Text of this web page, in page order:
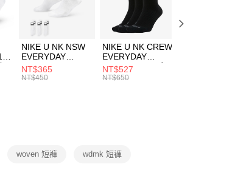
擇「AFTEE先享後付」後，將跳轉至「AFTEE先享後
簡訊認證並確認金額後，即可完成結帳。
內，您將收到繳費通知簡訊。
簡訊後14天內，點擊此簡訊中的連結，可透過四大超商
等多元方式進行付款，方視為交易完成。
完成當下不需立刻繳費，但若您需要取消訂單，請聯
未經商家同意取消之訂單仍視為有效，需透過AFTEE
用。
必要範圍內提供個人資料，並將交易相關給付款項請
NT$1,500(含以上)免運費
含以上)免運費
NIKE U NK NSW
EVERYDAY
ESSENTIAL CR
男女 短統襪
NT$365
NT$450
NIKE U NK CREW
EVERYDAY
BBALL 3PR 男女
長統襪
NT$527
NT$650
woven 短褲 wdmk 短褲